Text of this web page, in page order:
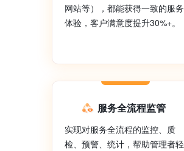
网站等），都能获得一致的服务
体验，客户满意度提升30%+。
服务全流程监管
实现对服务全流程的监控、质
检、预警、统计，帮助管理者轻